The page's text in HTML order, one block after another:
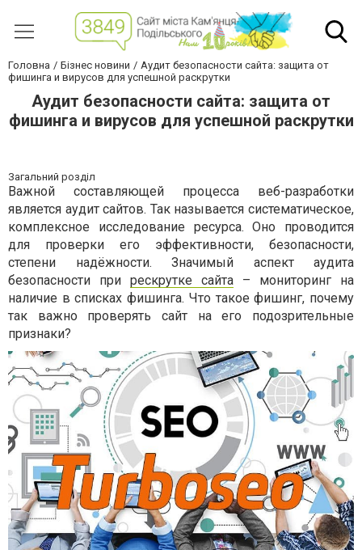
Головна Бізнес новини
Аудит безопасности сайта: защита от
фишинга и вирусов для успешной раскрутки
Аудит безопасности сайта: защита от
фишинга и вирусов для успешной раскрутки
Загальний розділ
Важной составляющей процесса веб-разработки
является аудит сайтов. Так называется систематическое,
комплексное исследование ресурса. Оно проводится
для проверки его эффективности, безопасности,
степени надёжности. Значимый аспект аудита
безопасности при рескрутке сайта – мониторинг на
наличие в списках фишинга. Что такое фишинг, почему
так важно проверять сайт на его подозрительные
признаки?